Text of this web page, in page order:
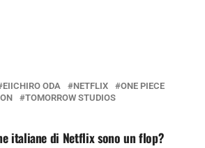
EIICHIRO ODA NETFLIX
ONE PIECE
TOMORROW STUDIOS
italiane di Netflix sono un flop?